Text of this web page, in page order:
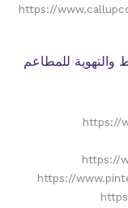
https://
للمطاعم
https://
https://
https://